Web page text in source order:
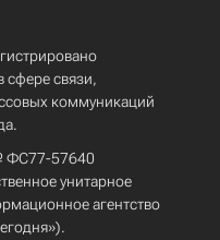
сфере связи,
коммуникаций
ФС77-57640
унитарное
агентство